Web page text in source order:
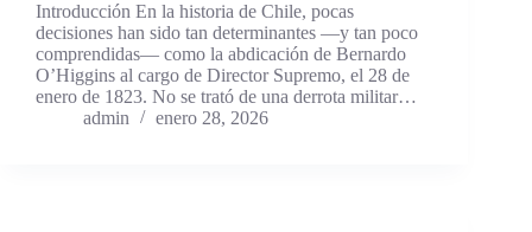
Introducción En la historia de Chile, pocas
decisiones han sido tan determinantes —y tan poco
comprendidas— como la abdicación de Bernardo
O’Higgins al cargo de Director Supremo, el 28 de
enero de 1823. No se trató de una derrota militar…
admin
enero 28, 2026